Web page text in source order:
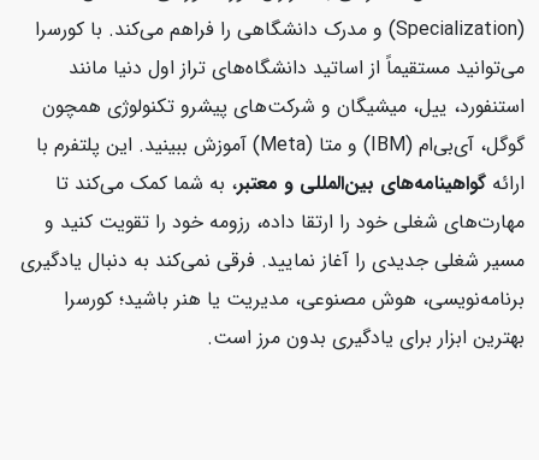
(Specialization) و مدرک دانشگاهی را فراهم می‌کند. با کورسرا
می‌توانید مستقیماً از اساتید دانشگاه‌های تراز اول دنیا مانند
استنفورد، ییل، میشیگان و شرکت‌های پیشرو تکنولوژی همچون
گوگل، آی‌بی‌ام (IBM) و متا (Meta) آموزش ببینید. این پلتفرم با
ارائهگواهینامه‌های بین‌المللی و معتبر، به شما کمک می‌کند تا
مهارت‌های شغلی خود را ارتقا داده، رزومه خود را تقویت کنید و
مسیر شغلی جدیدی را آغاز نمایید. فرقی نمی‌کند به دنبال یادگیری
برنامه‌نویسی، هوش مصنوعی، مدیریت یا هنر باشید؛ کورسرا
بهترین ابزار برای یادگیری بدون مرز است.